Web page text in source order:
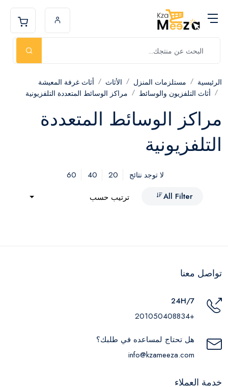
الرئيسية مستلزمات المنزل الأثاث
أثاث غرفة المعيشة
أثاث التلفزيون والوسائط
مراكز الوسائط المتعددة التلفزيونية
مراكز الوسائط المتعددة
التلفزيونية
لا توجد نتائج 20
40
60
All Filter
ترتيب حسب
تواصل معنا
24H/7
+201050408834
هل تحتاج لمساعده في طلبك؟
info@kzameeza.com
خدمة العملاء